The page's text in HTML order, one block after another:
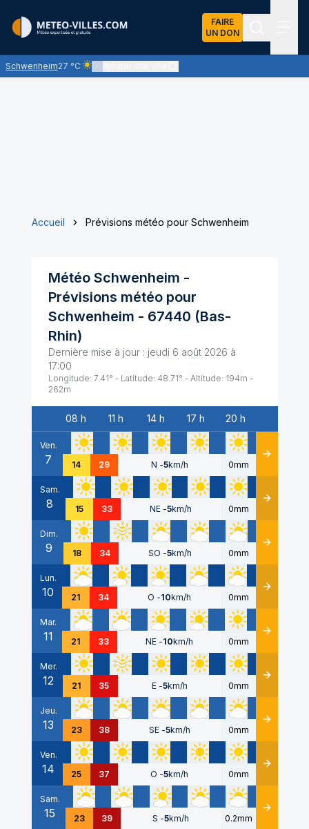
FAIRE
UN DON
Schwenheim27 °C
Ciel clair - quasiment pas de nuages et un soleil
Accueil Prévisions météo pour Schwenheim
Météo Schwenheim -
Prévisions météo pour
Schwenheim - 67440 (Bas-
Rhin)
Dernière mise à jour : jeudi 6 août 2026 à
17:00
Longitude: 7.41° - Latitude: 48.71° - Altitude: 194m -
262m
Date
08 h 11 h 14 h 17 h 20 h
Ven.
7 14 29 N -5km/h 0mm Détails
Sam.
8 15 33 NE -5km/h 0mm Détails
Dim.
9 18 34 SO -5km/h 0mm Détails
Lun.
10 21 34 O -10km/h 0mm Détails
Mar.
11 21 33 NE -10km/h 0mm Détails
Mer.
12 21 35 E -5km/h 0mm Détails
Jeu.
13 23 38 SE -5km/h 0mm Détails
Ven.
14 25 37 O -5km/h 0mm Détails
Sam.
15 23 39 S -5km/h 0.2mm Détails